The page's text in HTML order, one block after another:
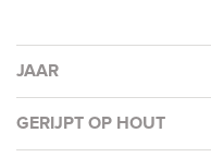
JAAR
GERIJPT OP HOUT